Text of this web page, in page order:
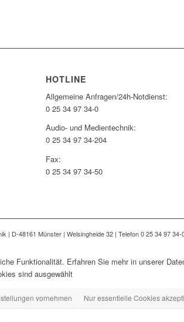
HOTLINE
Allgemeine Anfragen/24h-Notdienst:
0 25 34 97 34-0
Audio- und Medientechnik:
0 25 34 97 34-204
Fax:
0 25 34 97 34-50
| D-48161 Münster | Welsingheide 32 | Telefon 0 25 34 97 34-
Funktionalität. Erfahren Sie mehr in unserer
sind ausgewählt
vornehmen Nur essentielle Cookies